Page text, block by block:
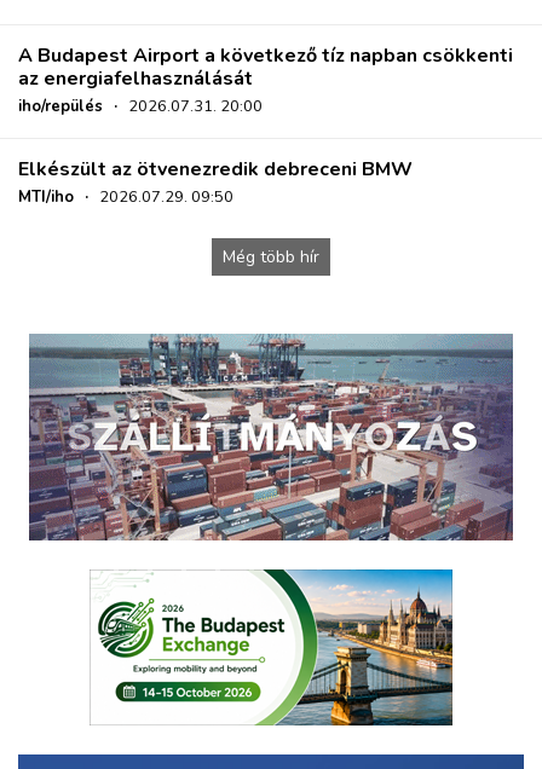
A Budapest Airport a következő tíz napban csökkenti
az energiafelhasználását
iho/repülés · 2026.07.31. 20:00
Elkészült az ötvenezredik debreceni BMW
MTI/iho · 2026.07.29. 09:50
Még több hír